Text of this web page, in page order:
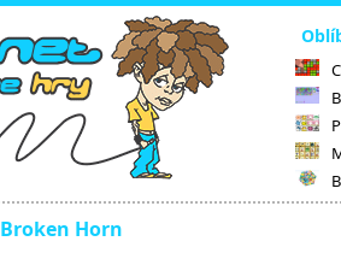
Broken Horn